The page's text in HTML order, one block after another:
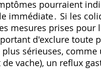
pourraient
immédiate․ Si les
mesures prises
d'exclure toute
plus sérieuses,
vache), un reflux